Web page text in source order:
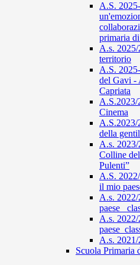
A.S.
primaria
A.s.
territorio
A.S.
del Gavi -
Capriata
A.S.2023/
Cinema
A.S.2023/
della
A.s.
Colline
Pulenti”
A.S.
il mio
A.s.
paese_
A.s.
A.s.
Scuola Primaria